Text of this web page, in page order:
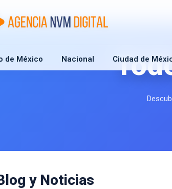
de México Nacional Ciudad de
y Noticias